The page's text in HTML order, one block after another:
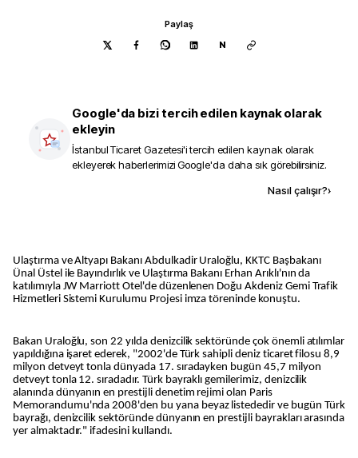
Paylaş
N
Google'da bizi tercih edilen kaynak olarak
ekleyin
İstanbul Ticaret Gazetesi'i tercih edilen kaynak olarak
ekleyerek haberlerimizi Google'da daha sık görebilirsiniz.
Nasıl çalışır?›
Ulaştırma ve Altyapı Bakanı Abdulkadir Uraloğlu, KKTC Başbakanı
Ünal Üstel ile Bayındırlık ve Ulaştırma Bakanı Erhan Arıklı'nın da
katılımıyla JW Marriott Otel'de düzenlenen Doğu Akdeniz Gemi Trafik
Hizmetleri Sistemi Kurulumu Projesi imza töreninde konuştu.
Bakan Uraloğlu, son 22 yılda denizcilik sektöründe çok önemli atılımlar
yapıldığına işaret ederek, "2002'de Türk sahipli deniz ticaret filosu 8,9
milyon detveyt tonla dünyada 17. sıradayken bugün 45,7 milyon
detveyt tonla 12. sıradadır. Türk bayraklı gemilerimiz, denizcilik
alanında dünyanın en prestijli denetim rejimi olan Paris
Memorandumu'nda 2008'den bu yana beyaz listededir ve bugün Türk
bayrağı, denizcilik sektöründe dünyanın en prestijli bayrakları arasında
yer almaktadır." ifadesini kullandı.